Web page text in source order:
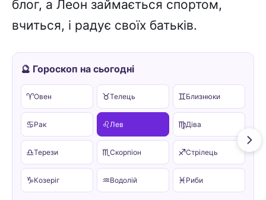
блог, а Леон займається спортом,
вчиться, і радує своїх батьків.
🔮 Гороскоп на сьогодні
♈Овен ♉Телець ♊Близнюки
♋Рак ♌ Лев ♍Діва
♎Терези ♏Скорпіон ♐Стрілець
♑Козеріг ♒Водолій ♓ Риби